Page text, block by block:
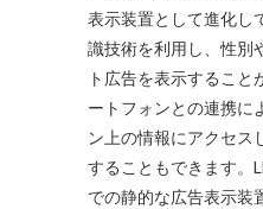
表示装置として進化し
識技術を利用し、性別
ト広告を表示すること
ートフォンとの連携に
ン上の情報にアクセス
することもできます。
での静的な広告表示装